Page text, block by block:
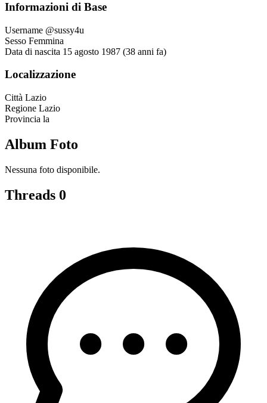
Informazioni di Base
Username @sussy4u
Sesso Femmina
Data di nascita 15 agosto 1987 (38 anni fa)
Localizzazione
Città Lazio
Regione Lazio
Provincia la
Album Foto
Nessuna foto disponibile.
Threads 0